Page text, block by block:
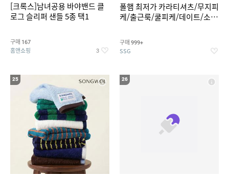
[크록스]남녀공용 바야밴드 클
로그 슬리퍼 샌들 5종 택1
구매 167
홈앤쇼핑 3
폴햄 최저가 카라티셔츠/무지피
케/출근룩/쿨피케/데이트/소로
구매 999+
SSG
25 26